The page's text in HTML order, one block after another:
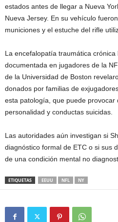
estados antes de llegar a Nueva
Nueva Jersey. En su vehículo
municiones y el estuche del rifle
La encefalopatía traumática
documentada en jugadores de la
de la Universidad de Boston
donados por familias de
esta patología, que puede
personalidad y conductas suicidas.
Las autoridades aún investigan si
diagnóstico formal de ETC o si sus
de una condición mental no
ETIQUETAS EEUU NFL NY